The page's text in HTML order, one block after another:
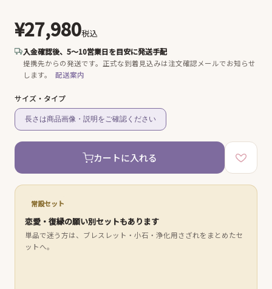
¥27,980税込
入金確認後、5〜10営業日を目安に発送手配
提携先からの発送です。 正式な到着見込みは注文確認メールでお知らせ
します。
配送案内
サイズ・タイプ
長さは商品画像・説明をご確認ください
カートに入れる
常設セット
恋愛・復縁の願い別セットもあります
単品で迷う方は、ブレスレット・小石・浄化用さざれをまとめたセ
ットへ。